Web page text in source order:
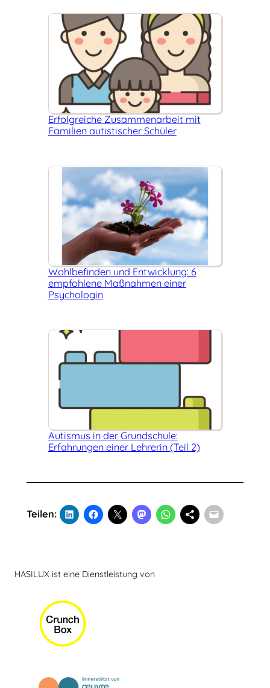
Erfolgreiche Zusammenarbeit mit
Familien autistischer Schüler
Wohl­befinden und Ent­wicklung: 6
empfohlene Maß­nahmen einer
Psycho­login
Autismus in der Grundschule:
Erfahrungen einer Lehrerin (Teil 2)
Teilen:
HASILUX ist eine Dienstleistung von